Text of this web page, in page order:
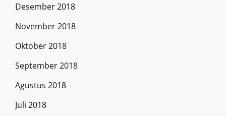
Desember 2018
November 2018
Oktober 2018
September 2018
Agustus 2018
Juli 2018